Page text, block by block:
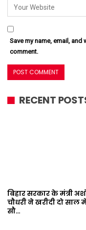
Save my name, email,
comment.
RECENT
बिहार सरकार के मंत्री
चौधरी ने खरीदी दो साल
सौ…